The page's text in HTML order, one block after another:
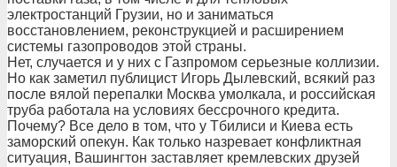
электростанций Грузии, но и заниматься
восстановлением, реконструкцией и расширением
системы газопроводов этой страны.
Нет, случается и у них с Газпромом серьезные коллизии.
Но как заметил публицист Игорь Дылевский, всякий раз
после вялой перепалки Москва умолкала, и российская
труба работала на условиях бессрочного кредита.
Почему? Все дело в том, что у Тбилиси и Киева есть
заморский опекун. Как только назревает конфликтная
ситуация, Вашингтон заставляет кремлевских друзей